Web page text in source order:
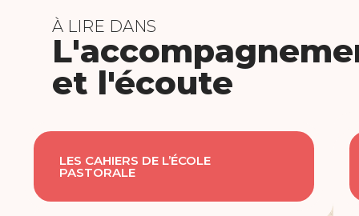
À LIRE DANS
et l'écoute
LES CAHIERS DE L’ÉCOLE
PASTORALE